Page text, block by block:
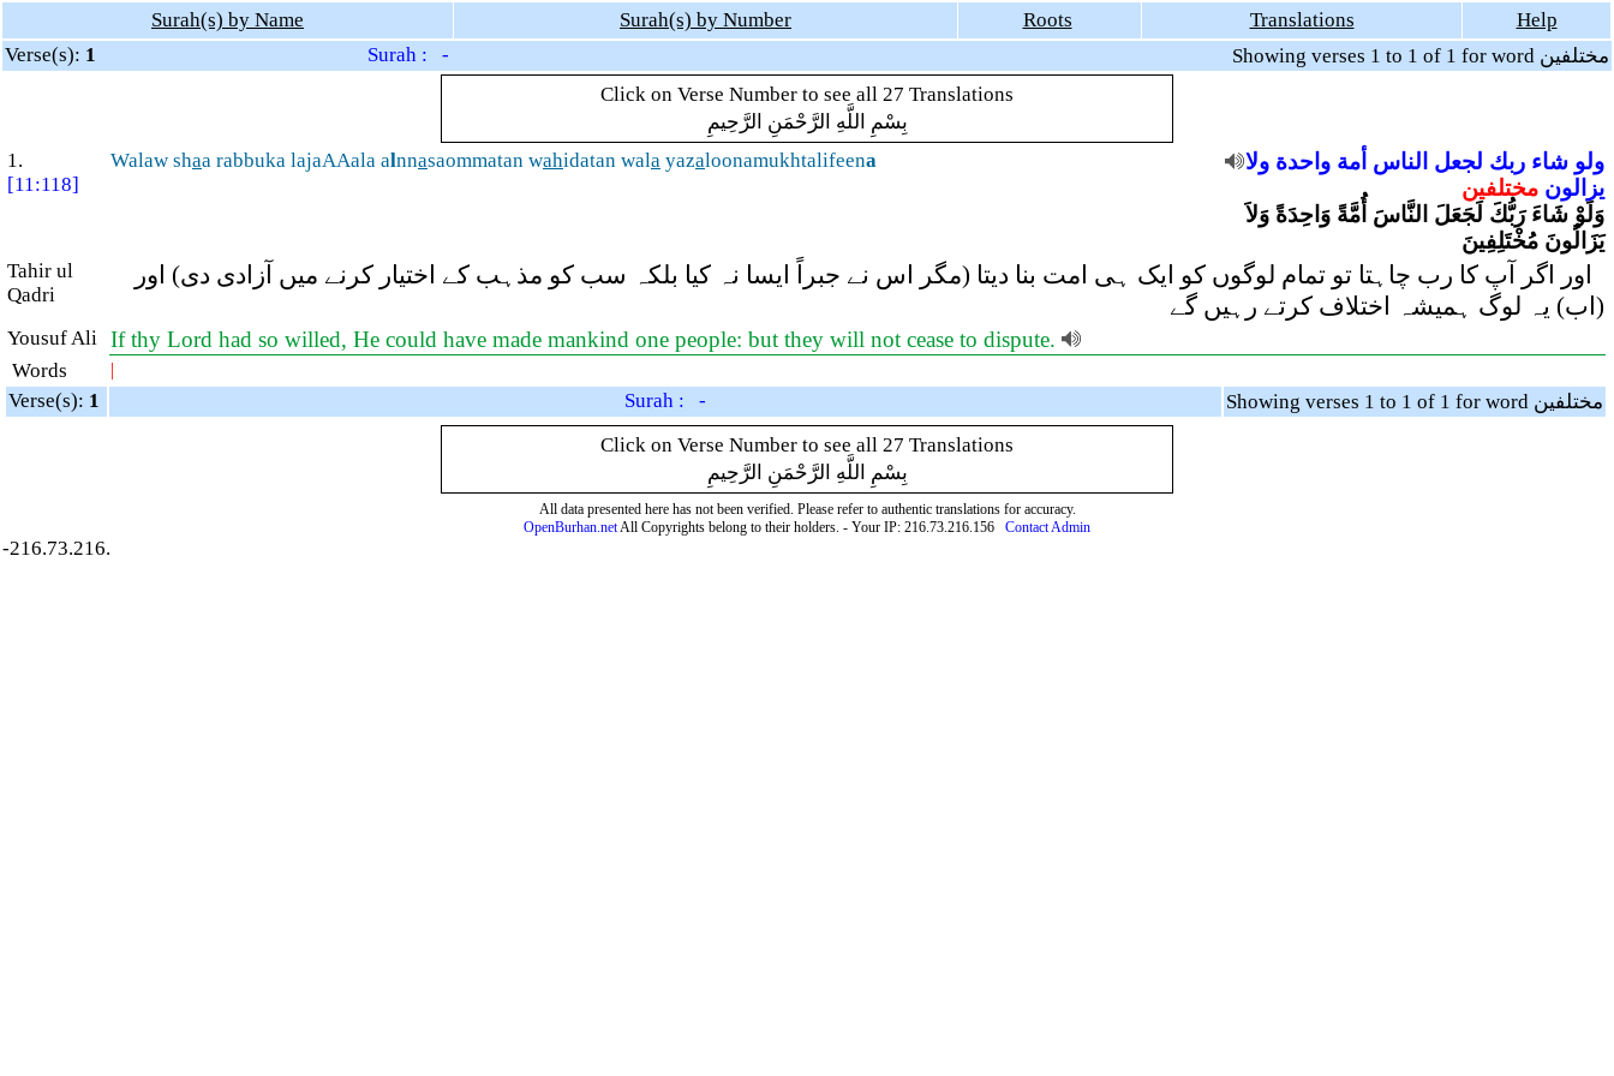
Surah(s) by Name Surah(s) by Number Roots Translations
Help
Verse(s): 1 Surah : -
Showing verses 1 to 1 of 1 for word مختلفين
Click on Verse Number to see all 27 Translations
بِسْمِ اللَّهِ الرَّحْمَنِ الرَّحِيمِ
1.
[11:118]
Walaw shaa rabbuka lajaAAala alnnasaommatan wahidatan wala yazaloonamukhtalifeena ولو شاء ربك لجعل الناس أمة واحدة ولا
يزالون مختلفين
وَلَوْ شَاءَ رَبُّكَ لَجَعَلَ النَّاسَ أُمَّةً وَاحِدَةً وَلاَ
يَزَالُونَ مُخْتَلِفِينَ
Tahir ul
Qadri
اور اگر آپ کا رب چاہتا تو تمام لوگوں کو ایک ہی امت بنا دیتا (مگر اس نے جبراً ایسا نہ کیا بلکہ سب کو مذہب کے اختیار کرنے میں آزادی دی) اور
(اب) یہ لوگ ہمیشہ اختلاف کرتے رہیں گے
Yousuf Ali If thy Lord had so willed, He could have made mankind one people: but they will not cease to dispute.
Words |
Verse(s): 1 Surah : -
Showing verses 1 to 1 of 1 for word مختلفين
Click on Verse Number to see all 27 Translations
بِسْمِ اللَّهِ الرَّحْمَنِ الرَّحِيمِ
All data presented here has not been verified. Please refer to authentic translations for accuracy.
OpenBurhan.netAll Copyrights belong to their holders. - Your IP: 216.73.216.156 Contact Admin
-216.73.216.